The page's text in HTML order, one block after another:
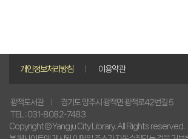
개인정보처리방침 이용약관
광적도서관 경기도 양주시 광적면 광적로42번길 5
TEL : 031-8082-7483
Copyright © Yangju City Library. All Rights reserved.